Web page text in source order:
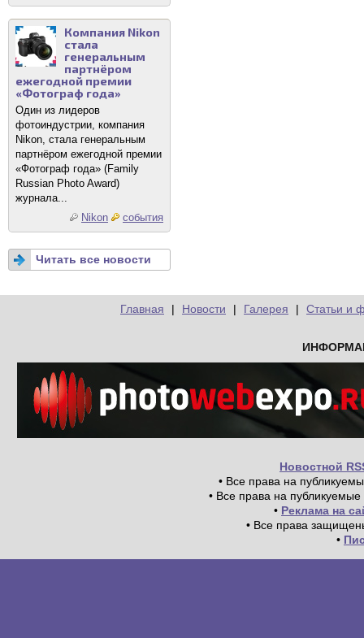
Компания Nikon
стала
генеральным
партнёром
ежегодной премии
«Фотограф года»
Один из лидеров
фотоиндустрии, компания
Nikon, стала генеральным
партнёром ежегодной премии
«Фотограф года» (Family
Russian Photo Award)
журнала...
Nikon
события
Читать все новости
Главная | Новости | Галерея | Статьи и
Новостной
• Все права на
• Все права на
• Реклама на
• Все права
•